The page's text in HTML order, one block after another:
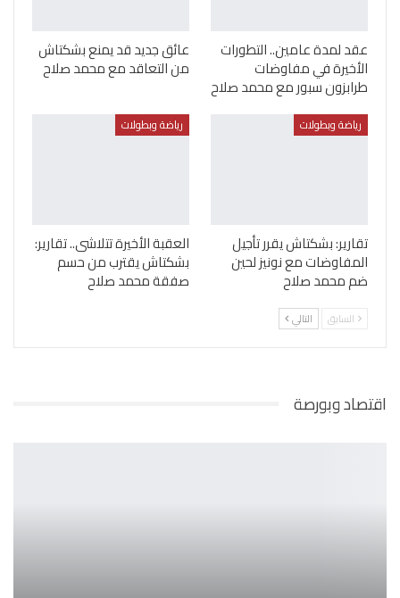
عقد لمدة عامين.. التطورات
الأخيرة في مفاوضات
طرابزون سبور مع محمد صلاح
عائق جديد قد يمنع بشكتاش
من التعاقد مع محمد صلاح
رياضة وبطولات
تقارير: بشكتاش يقرر تأجيل
المفاوضات مع نونيز لحين
ضم محمد صلاح
رياضة وبطولات
العقبة الأخيرة تتلاشى.. تقارير:
بشكتاش يقترب من حسم
صفقة محمد صلاح
السابق التالي
اقتصاد وبورصة